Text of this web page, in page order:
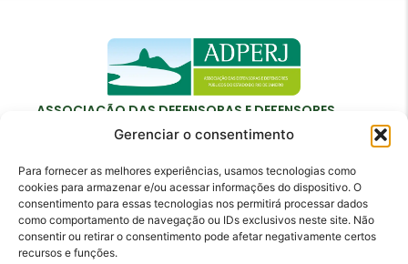
Gerenciar o consentimento
Para fornecer as melhores experiências, usamos tecnologias como
cookies para armazenar e/ou acessar informações do dispositivo. O
consentimento para essas tecnologias nos permitirá processar dados
como comportamento de navegação ou IDs exclusivos neste site. Não
consentir ou retirar o consentimento pode afetar negativamente certos
recursos e funções.
ASSOCIAÇÃO DAS DEFENSORAS E DEFENSORES
PÚBLICOS DO ESTADO DO RIO DE JANEIRO
Contato
adperj@adperj.com.br